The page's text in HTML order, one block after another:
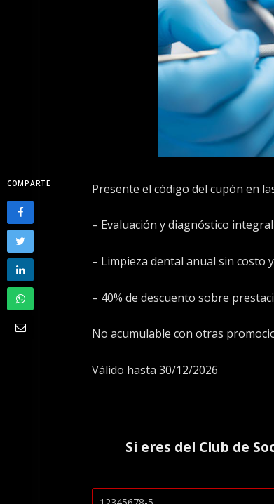
COMPARTE Presente el código del cupón en
– Evaluación y diagnóstico
– Limpieza dental anual sin costo
– 40% de descuento sobre
No acumulable con otras
Válido hasta 30/12/2026
Si eres del Club de